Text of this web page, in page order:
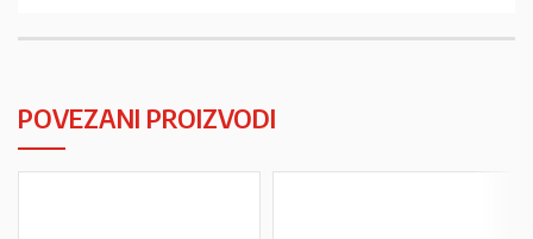
POVEZANI PROIZVODI